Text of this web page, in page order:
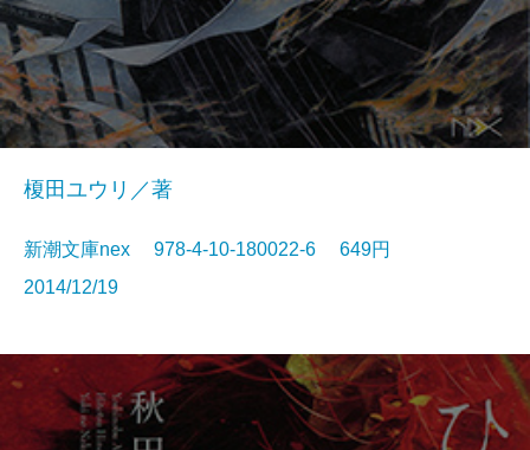
榎田ユウリ／著
新潮文庫nex 978-4-10-180022-6 649円
2014/12/19